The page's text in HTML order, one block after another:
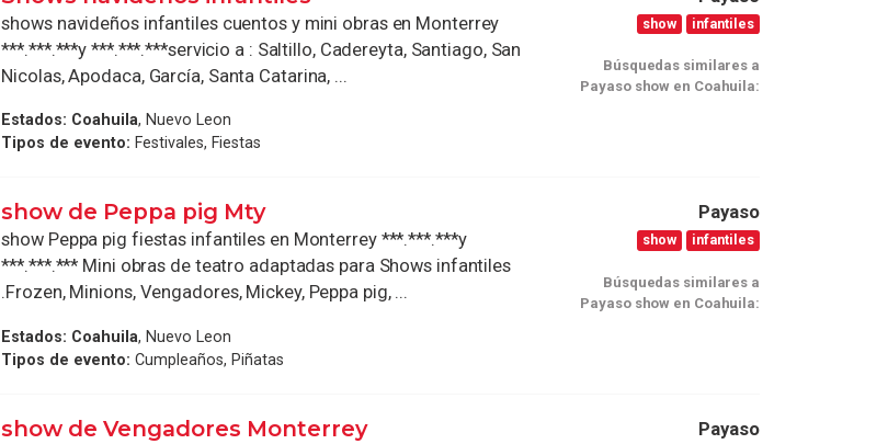
shows navideños infantiles cuentos y mini obras en Monterrey
***.***.***y ***.***.***servicio a : Saltillo, Cadereyta, Santiago, San
Nicolas, Apodaca, García, Santa Catarina, ...
Estados: Coahuila, Nuevo Leon
Tipos de evento: Festivales, Fiestas
show infantiles
Búsquedas similares a
Payaso show en Coahuila:
show de Peppa pig Mty
show Peppa pig fiestas infantiles en Monterrey ***.***.***y
***.***.*** Mini obras de teatro adaptadas para Shows infantiles
.Frozen, Minions, Vengadores, Mickey, Peppa pig, ...
Estados: Coahuila, Nuevo Leon
Tipos de evento: Cumpleaños, Piñatas
Payaso
show infantiles
Búsquedas similares a
Payaso show en Coahuila:
show de Vengadores Monterrey Payaso